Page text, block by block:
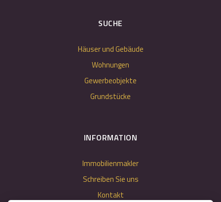
SUCHE
Häuser und Gebäude
Wohnungen
Gewerbeobjekte
Grundstücke
INFORMATION
Immobilienmakler
Schreiben Sie uns
Kontakt